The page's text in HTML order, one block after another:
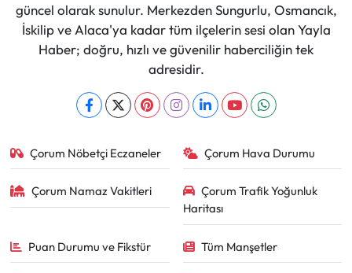
güncel olarak sunulur. Merkezden Sungurlu, Osmancık,
İskilip ve Alaca'ya kadar tüm ilçelerin sesi olan Yayla
Haber; doğru, hızlı ve güvenilir haberciliğin tek
adresidir.
Çorum Nöbetçi Eczaneler Çorum Hava Durumu
Çorum Namaz Vakitleri
Çorum Trafik Yoğunluk
Haritası
Puan Durumu ve Fikstür Tüm Manşetler